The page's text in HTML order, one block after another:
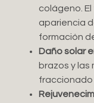
colágeno.
apariencia
formación
Daño solar
brazos y